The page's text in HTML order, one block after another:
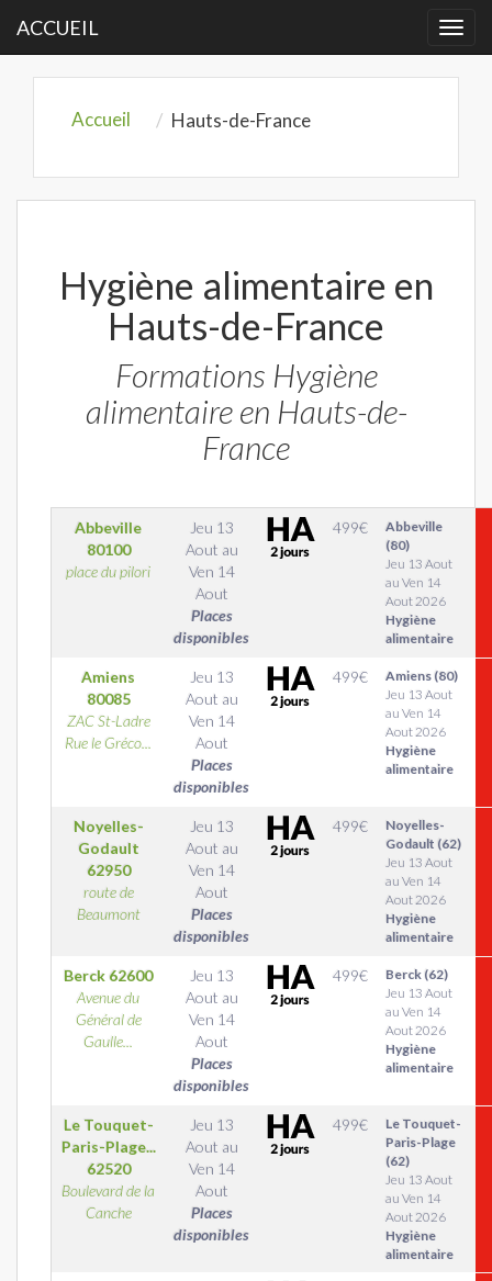
ACCUEIL
Accueil Hauts-de-France
Hygiène alimentaire en
Hauts-de-France
Formations Hygiène
alimentaire en Hauts-de-
France
Abbeville
80100
place du pilori
Jeu 13
Aout au
Ven 14
Aout
Places
disponibles
499€
Abbeville
(80)
Jeu 13 Aout
au Ven 14
Aout 2026
Hygiène
alimentaire
Amiens
80085
ZAC St-Ladre
Rue le Gréco...
Jeu 13
Aout au
Ven 14
Aout
Places
disponibles
499€
Amiens (80)
Jeu 13 Aout
au Ven 14
Aout 2026
Hygiène
alimentaire
Noyelles-
Godault
62950
route de
Beaumont
Jeu 13
Aout au
Ven 14
Aout
Places
disponibles
499€
Noyelles-
Godault (62)
Jeu 13 Aout
au Ven 14
Aout 2026
Hygiène
alimentaire
Berck 62600
Avenue du
Général de
Gaulle...
Jeu 13
Aout au
Ven 14
Aout
Places
disponibles
499€
Berck (62)
Jeu 13 Aout
au Ven 14
Aout 2026
Hygiène
alimentaire
Le Touquet-
Paris-Plage...
62520
Boulevard de la
Canche
Jeu 13
Aout au
Ven 14
Aout
Places
disponibles
499€
Le Touquet-
Paris-Plage
(62)
Jeu 13 Aout
au Ven 14
Aout 2026
Hygiène
alimentaire